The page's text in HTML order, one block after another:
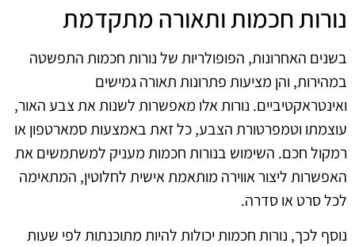
נורות חכמות ותאורה מתקדמת
בשנים האחרונות, הפופולריות של נורות חכמות התפשטה
במהירות, והן מציעות פתרונות תאורה גמישים
ואינטראקטיביים. נורות אלו מאפשרות לשנות את צבע האור,
עוצמתו וטמפרטורת הצבע, כל זאת באמצעות סמארטפון או
רמקול חכם. השימוש בנורות חכמות מעניק למשתמשים את
האפשרות ליצור אווירה מותאמת אישית לחלוטין, המתאימה
לכל סרט או סדרה.
נוסף לכך, נורות חכמות יכולות להיות מתוכנתות לפי שעות